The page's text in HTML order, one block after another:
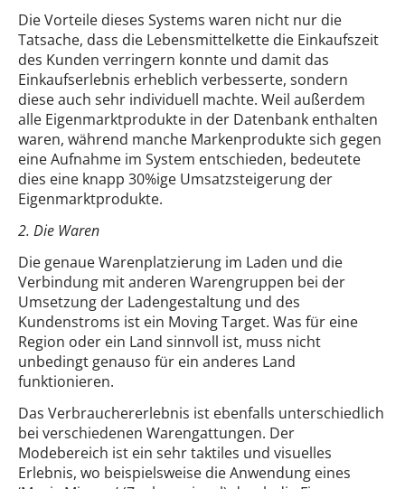
Die Vorteile dieses Systems waren nicht nur die
Tatsache, dass die Lebensmittelkette die Einkaufszeit
des Kunden verringern konnte und damit das
Einkaufserlebnis erheblich verbesserte, sondern
diese auch sehr individuell machte. Weil außerdem
alle Eigenmarktprodukte in der Datenbank enthalten
waren, während manche Markenprodukte sich gegen
eine Aufnahme im System entschieden, bedeutete
dies eine knapp 30%ige Umsatzsteigerung der
Eigenmarktprodukte.
2. Die Waren
Die genaue Warenplatzierung im Laden und die
Verbindung mit anderen Warengruppen bei der
Umsetzung der Ladengestaltung und des
Kundenstroms ist ein Moving Target. Was für eine
Region oder ein Land sinnvoll ist, muss nicht
unbedingt genauso für ein anderes Land
funktionieren.
Das Verbrauchererlebnis ist ebenfalls unterschiedlich
bei verschiedenen Warengattungen. Der
Modebereich ist ein sehr taktiles und visuelles
Erlebnis, wo beispielsweise die Anwendung eines